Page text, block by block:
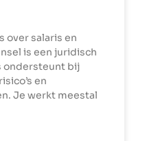
over salaris en
is een juridisch
ondersteunt bij
en
Je werkt meestal